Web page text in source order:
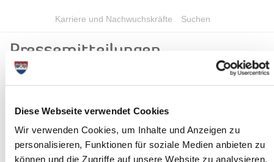
Diese Webseite verwendet Cookies
Wir verwenden Cookies, um Inhalte und Anzeigen zu
personalisieren, Funktionen für soziale Medien anbieten zu
können und die Zugriffe auf unsere Website zu analysieren.
Karriere und Nachwuchskräfte Suchen
Pressemitteilungen
Schadstoffmobil im Kreis Steinburg
28.02.18: Auch in diesem Frühjahr läuft wieder eine besondere
Sammelaktion für Schadstoffe aus privaten Haushalten. Das
Schadstoffmobil steht in der...